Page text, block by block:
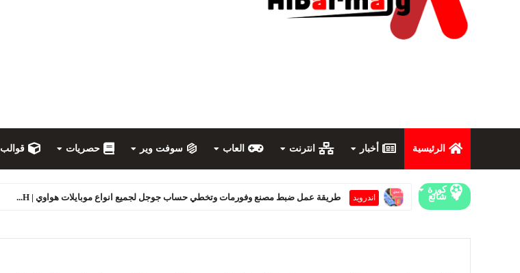
الرئيسية أخبار انترنت العاب سوفت وير حصريات قوالب
كورة
شائع اندرويد طريقة عمل ضبط مصنع وفورمات وتخطي حساب جوجل لجميع انواع موبايلات هواوي | H...